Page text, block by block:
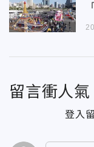
留言衝人氣
登入